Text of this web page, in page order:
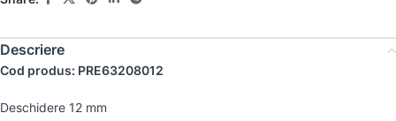
Descriere
Cod produs: PRE63208012
Deschidere 12 mm